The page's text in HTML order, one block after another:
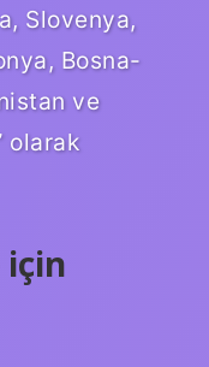
Slovenya,
Bosna-
ve
olarak